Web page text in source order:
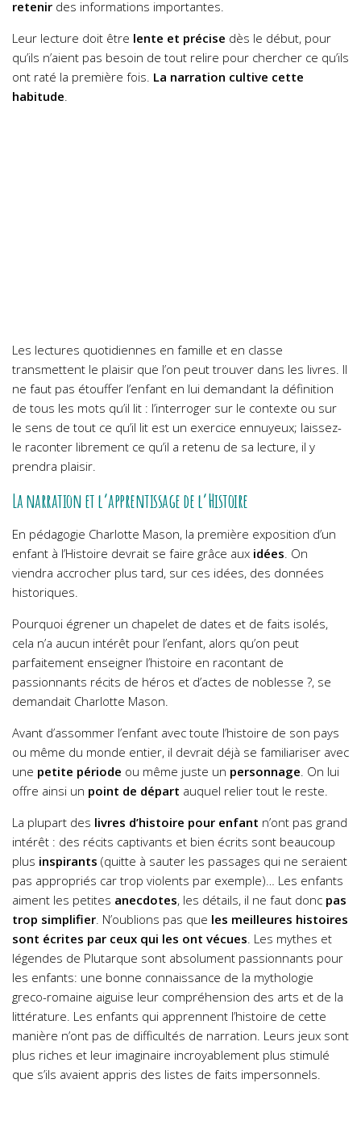
retenir des informations importantes.
Leur lecture doit être lente et précise dès le début, pour
qu’ils n’aient pas besoin de tout relire pour chercher ce qu’ils
ont raté la première fois. La narration cultive cette
habitude.
Les lectures quotidiennes en famille et en classe
transmettent le plaisir que l’on peut trouver dans les livres. Il
ne faut pas étouffer l’enfant en lui demandant la définition
de tous les mots qu’il lit : l’interroger sur le contexte ou sur
le sens de tout ce qu’il lit est un exercice ennuyeux; laissez-
le raconter librement ce qu’il a retenu de sa lecture, il y
prendra plaisir.
La narration et l’apprentissage de l’Histoire
En pédagogie Charlotte Mason, la première exposition d’un
enfant à l’Histoire devrait se faire grâce aux idées. On
viendra accrocher plus tard, sur ces idées, des données
historiques.
Pourquoi égrener un chapelet de dates et de faits isolés,
cela n’a aucun intérêt pour l’enfant, alors qu’on peut
parfaitement enseigner l’histoire en racontant de
passionnants récits de héros et d’actes de noblesse ?, se
demandait Charlotte Mason.
Avant d’assommer l’enfant avec toute l’histoire de son pays
ou même du monde entier, il devrait déjà se familiariser avec
une petite période ou même juste un personnage. On lui
offre ainsi un point de départ auquel relier tout le reste.
La plupart des livres d’histoire pour enfant n’ont pas grand
intérêt : des récits captivants et bien écrits sont beaucoup
plus inspirants (quitte à sauter les passages qui ne seraient
pas appropriés car trop violents par exemple)… Les enfants
aiment les petites anecdotes, les détails, il ne faut donc pas
trop simplifier. N’oublions pas que les meilleures histoires
sont écrites par ceux qui les ont vécues. Les mythes et
légendes de Plutarque sont absolument passionnants pour
les enfants: une bonne connaissance de la mythologie
greco-romaine aiguise leur compréhension des arts et de la
littérature. Les enfants qui apprennent l’histoire de cette
manière n’ont pas de difficultés de narration. Leurs jeux sont
plus riches et leur imaginaire incroyablement plus stimulé
que s’ils avaient appris des listes de faits impersonnels.